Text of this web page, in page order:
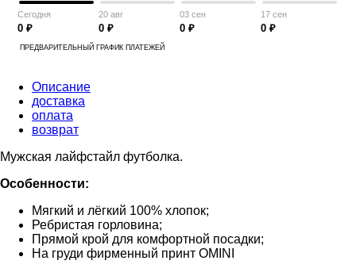
Сегодня
0 ₽
20 авг
0 ₽
03 сен
0 ₽
17 сен
0 ₽
ПРЕДВАРИТЕЛЬНЫЙ ГРАФИК ПЛАТЕЖЕЙ
Описание
доставка
оплата
возврат
Мужская лайфстайл футболка.
Особенности:
Мягкий и лёгкий 100% хлопок;
Ребристая горловина;
Прямой крой для комфортной посадки;
На груди фирменный принт OMINI